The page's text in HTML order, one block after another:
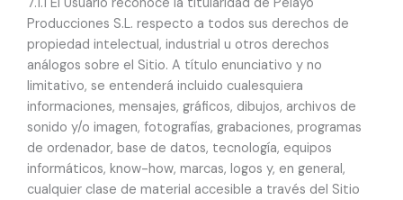
Producciones S.L. respecto a todos sus derechos de
propiedad intelectual, industrial u otros derechos
análogos sobre el Sitio. A título enunciativo y no
limitativo, se entenderá incluido cualesquiera
informaciones, mensajes, gráficos, dibujos, archivos de
sonido y/o imagen, fotografías, grabaciones, programas
de ordenador, base de datos, tecnología, equipos
informáticos, know-how, marcas, logos y, en general,
cualquier clase de material accesible a través del Sitio